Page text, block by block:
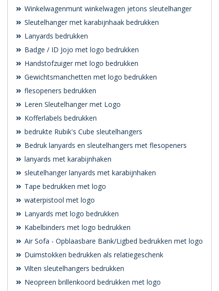
Winkelwagenmunt winkelwagen jetons sleutelhanger
Sleutelhanger met karabijnhaak bedrukken
Lanyards bedrukken
Badge / ID Jojo met logo bedrukken
Handstofzuiger met logo bedrukken
Gewichtsmanchetten met logo bedrukken
flesopeners bedrukken
Leren Sleutelhanger met Logo
Kofferlabels bedrukken
bedrukte Rubik's Cube sleutelhangers
Bedruk lanyards en sleutelhangers met flesopeners
lanyards met karabijnhaken
sleutelhanger lanyards met karabijnhaken
Tape bedrukken met logo
waterpistool met logo
Lanyards met logo bedrukken
Kabelbinders met logo bedrukken
Air Sofa - Opblaasbare Bank/Ligbed bedrukken met logo
Duimstokken bedrukken als relatiegeschenk
Vilten sleutelhangers bedrukken
Neopreen brillenkoord bedrukken met logo